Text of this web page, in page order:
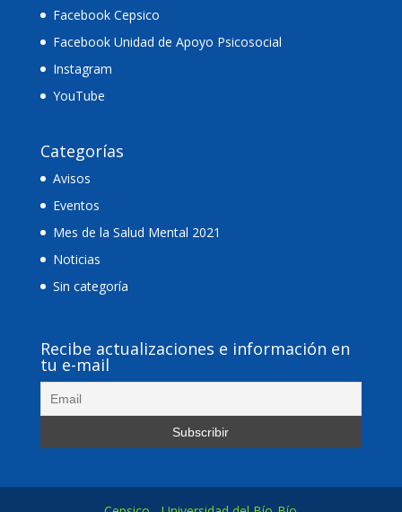
Facebook Cepsico
Facebook Unidad de Apoyo Psicosocial
Instagram
YouTube
Categorías
Avisos
Eventos
Mes de la Salud Mental 2021
Noticias
Sin categoría
Recibe actualizaciones e información en
tu e-mail